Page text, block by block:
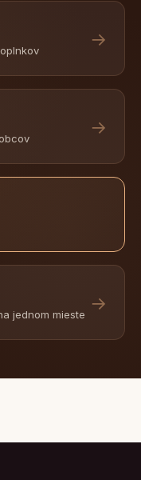
→
→
jednom mieste
→